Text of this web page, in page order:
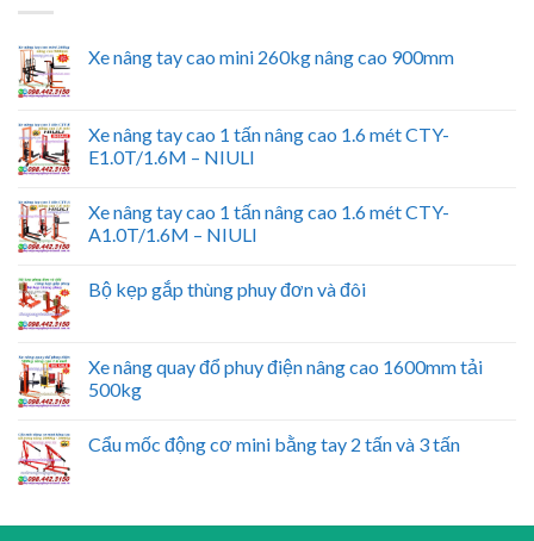
Xe nâng tay cao mini 260kg nâng cao 900mm
Xe nâng tay cao 1 tấn nâng cao 1.6 mét CTY-
E1.0T/1.6M – NIULI
Xe nâng tay cao 1 tấn nâng cao 1.6 mét CTY-
A1.0T/1.6M – NIULI
Bộ kẹp gắp thùng phuy đơn và đôi
Xe nâng quay đổ phuy điện nâng cao 1600mm tải
500kg
Cẩu mốc động cơ mini bằng tay 2 tấn và 3 tấn